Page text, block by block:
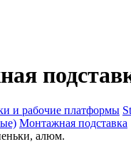
и рабочие платформы
Монтажная подставка
алюм.